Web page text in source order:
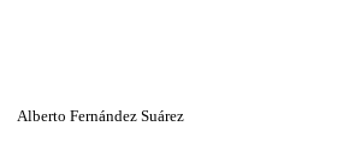
Alberto Fernández Suárez